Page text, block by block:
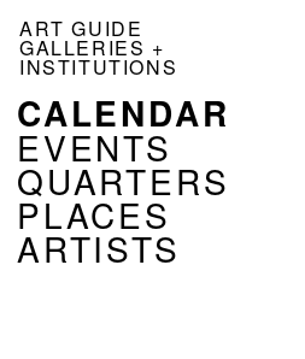
main
ART GUIDE
GALLERIES +
INSTITUTIONS
NAVIGATION
KALENDER
EN
CALENDAR
EVENTS
QUARTERS
PLACES
ARTISTS